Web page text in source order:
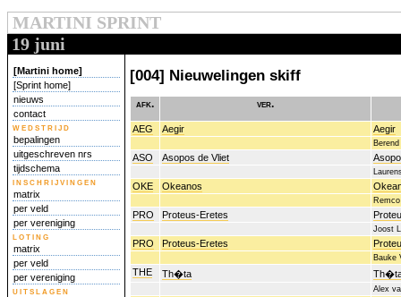
MARTINI SPRINT
19 juni
[Martini home]
[Sprint home]
nieuws
contact
wedstrijd
bepalingen
uitgeschreven nrs
tijdschema
inschrijvingen
matrix
per veld
per vereniging
loting
matrix
per veld
per vereniging
uitslagen
[004] Nieuwelingen skiff
afk. ver.
AEG Aegir Aegir
ASO Asopos de Vliet
OKE Okeanos
PRO Proteus-Eretes
Joost
PRO Proteus-Eretes
Bauke
THE Th�ta
Alex